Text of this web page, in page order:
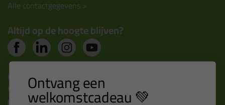
Alle contactgegevens >
Altijd op de hoogte blijven?
Nieuws, tips en exclusieve deals rechtstreeks in je
inbox Ontvang een
welkomstcadeau 💚